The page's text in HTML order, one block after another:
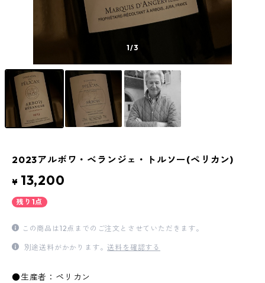
1/3
2023アルボワ・ベランジェ・トルソー(ペリカン)
¥ 13,200
残り1点
この商品は12点までのご注文とさせていただきます。
別途送料がかかります。送料を確認する
●生産者：ペリカン